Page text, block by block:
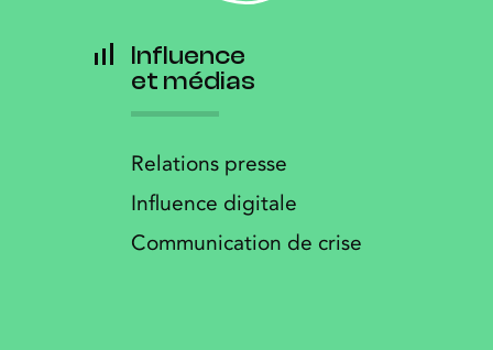
Influence
et médias
Relations presse
Influence digitale
Communication de crise